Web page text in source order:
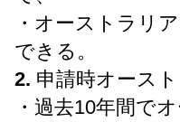
・オーストラリ
できる。
2. 申請時オース
・過去10年間で